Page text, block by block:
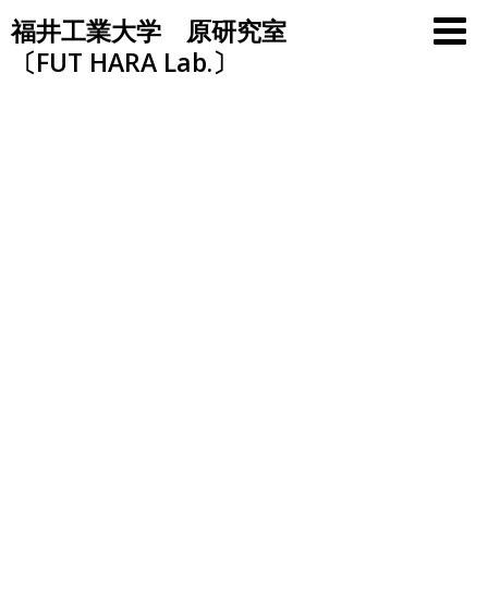
Skip
to
content
福井工業大学 原研究室
〔FUT HARA Lab.〕